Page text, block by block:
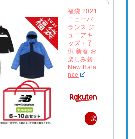
福袋 2021
ニューバ
ランス ジ
ュニアキ
ッズ・子
供 新春 お
楽しみ袋
New Bala
nce
楽